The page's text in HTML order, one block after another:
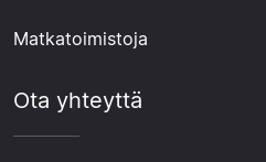
Matkatoimistoja
Ota yhteyttä